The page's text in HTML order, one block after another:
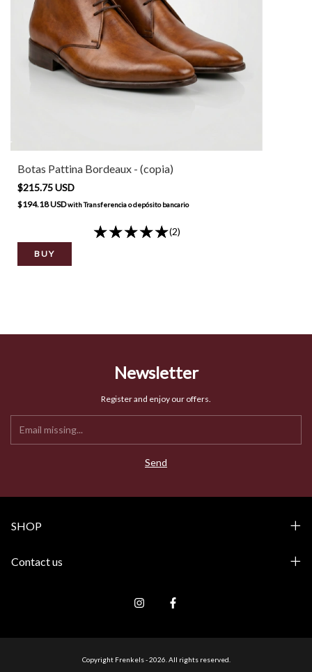
Botas Pattina Bordeaux - (copia)
$215.75 USD
$194.18 USDwithTransferencia o depósito bancario
(2)
BUY
Newsletter
Register and enjoy our offers.
SHOP
Contact us
Copyright Frenkels - 2026. All rights reserved.